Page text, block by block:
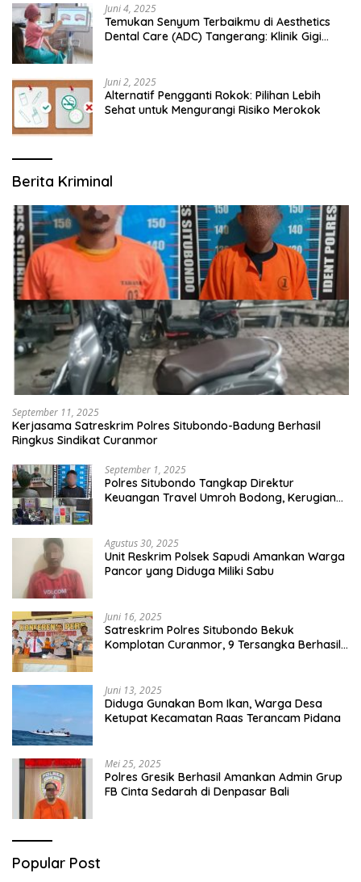
Juni 4, 2025
Temukan Senyum Terbaikmu di Aesthetics
Dental Care (ADC) Tangerang: Klinik Gigi
Juni 2, 2025
Alternatif Pengganti Rokok: Pilihan Lebih
Sehat untuk Mengurangi Risiko Merokok
Berita Kriminal
September 11, 2025
Kerjasama Satreskrim Polres Situbondo-Badung Berhasil
Ringkus Sindikat Curanmor
September 1, 2025
Polres Situbondo Tangkap Direktur
Keuangan Travel Umroh Bodong, Kerugian
Agustus 30, 2025
Unit Reskrim Polsek Sapudi Amankan Warga
Pancor yang Diduga Miliki Sabu
Juni 16, 2025
Satreskrim Polres Situbondo Bekuk
Komplotan Curanmor, 9 Tersangka Berhasil
Juni 13, 2025
Diduga Gunakan Bom Ikan, Warga Desa
Ketupat Kecamatan Raas Terancam Pidana
Mei 25, 2025
Polres Gresik Berhasil Amankan Admin Grup
FB Cinta Sedarah di Denpasar Bali
Popular Post